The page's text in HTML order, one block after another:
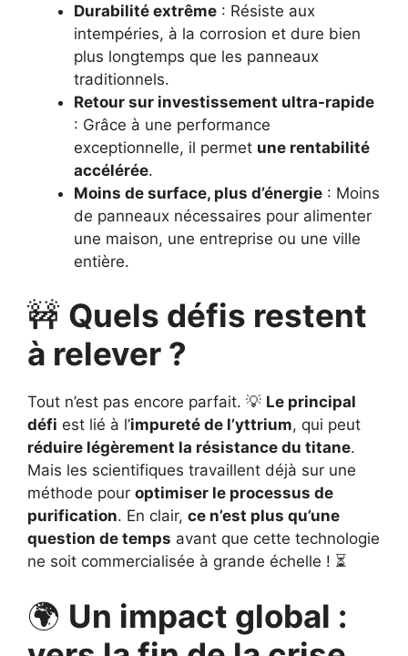
Durabilité extrême : Résiste aux
intempéries, à la corrosion et dure bien
plus longtemps que les panneaux
traditionnels.
Retour sur investissement ultra-rapide
: Grâce à une performance
exceptionnelle, il permet une rentabilité
accélérée.
Moins de surface, plus d’énergie : Moins
de panneaux nécessaires pour alimenter
une maison, une entreprise ou une ville
entière.
🚧 Quels défis restent
à relever ?
Tout n’est pas encore parfait. 💡 Le principal
défi est lié à l’impureté de l’yttrium, qui peut
réduire légèrement la résistance du titane.
Mais les scientifiques travaillent déjà sur une
méthode pour optimiser le processus de
purification. En clair, ce n’est plus qu’une
question de temps avant que cette technologie
ne soit commercialisée à grande échelle ! ⏳
🌍 Un impact global :